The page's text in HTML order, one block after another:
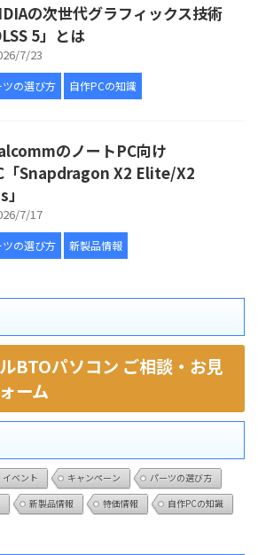
の次世代グラフィックス技術
5」とは
7/23
ツの選び方 自作PCの知識
のノートPC向け
「Snapdragon X2 Elite/X2
7/17
ツの選び方 新製品情報
BTOパソコン ご相談・お見
ーム
イベント キャンペーン
パーツの選び方
新製品情報 特価情報
自作PCの知識